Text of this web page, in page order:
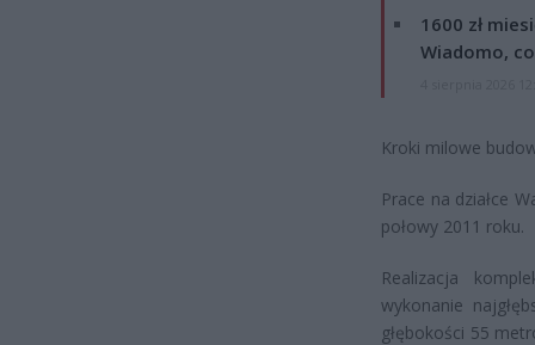
1600 zł
Wiadomo,
Kroki milowe
Prace na działce
połowy 2011 roku.
Realizacja
wykonanie
głębokości 55